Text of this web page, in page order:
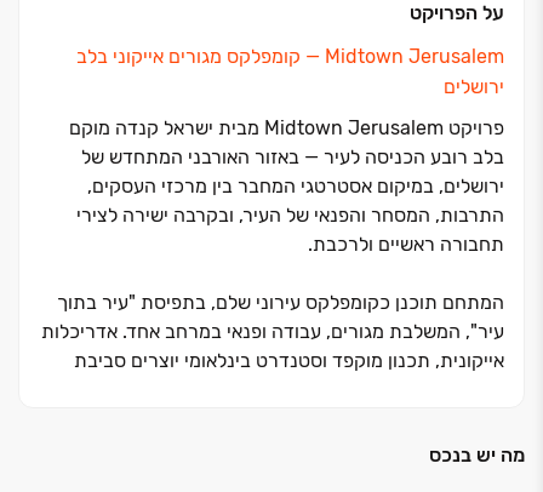
על הפרויקט
Midtown Jerusalem — קומפלקס מגורים אייקוני בלב
ירושלים
פרויקט Midtown Jerusalem מבית ישראל קנדה מוקם
בלב רובע הכניסה לעיר — באזור האורבני המתחדש של
ירושלים, במיקום אסטרטגי המחבר בין מרכזי העסקים,
התרבות, המסחר והפנאי של העיר, ובקרבה ישירה לצירי
תחבורה ראשיים ולרכבת.
המתחם תוכנן כקומפלקס עירוני שלם, בתפיסת "עיר בתוך
עיר", המשלבת מגורים, עבודה ופנאי במרחב אחד. אדריכלות
אייקונית, תכנון מוקפד וסטנדרט בינלאומי יוצרים סביבת
מה יש בנכס